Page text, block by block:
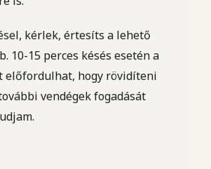
kérlek, értesíts a lehető
10-15 perces késés esetén a
előfordulhat, hogy rövidíteni
vendégek fogadását